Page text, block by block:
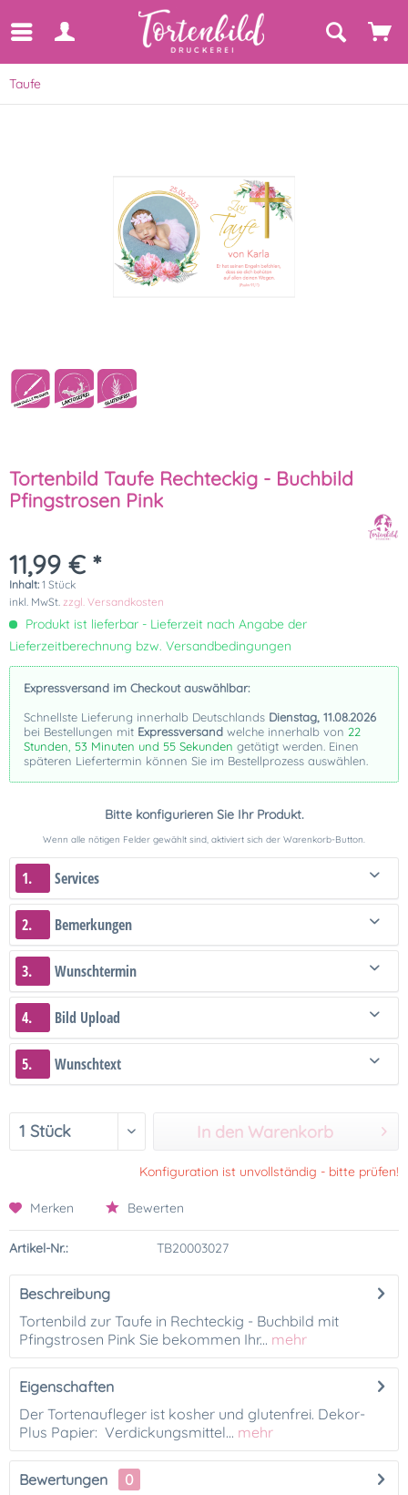
Taufe
Tortenbild Taufe Rechteckig - Buchbild
Pfingstrosen Pink
11,99 € *
Inhalt: 1 Stück
inkl. MwSt. zzgl. Versandkosten
Produkt ist lieferbar - Lieferzeit nach Angabe der
Lieferzeitberechnung bzw. Versandbedingungen
Expressversand im Checkout auswählbar:
Schnellste Lieferung innerhalb Deutschlands Dienstag, 11.08.2026
bei Bestellungen mit Expressversand welche innerhalb von 22
Stunden, 53 Minuten und 54 Sekunden getätigt werden. Einen
späteren Liefertermin können Sie im Bestellprozess auswählen.
Bitte konfigurieren Sie Ihr Produkt.
Wenn alle nötigen Felder gewählt sind, aktiviert sich der Warenkorb-Button.
1. Services
2. Bemerkungen
3. Wunschtermin
4. Bild Upload
5. Wunschtext
In den Warenkorb
Konfiguration ist unvollständig - bitte prüfen!
Merken Bewerten
Artikel-Nr.: TB20003027
Beschreibung
Tortenbild zur Taufe in Rechteckig - Buchbild mit
Pfingstrosen Pink Sie bekommen Ihr... mehr
Eigenschaften
Der Tortenaufleger ist kosher und glutenfrei. Dekor-
Plus Papier: Verdickungsmittel... mehr
Bewertungen
0